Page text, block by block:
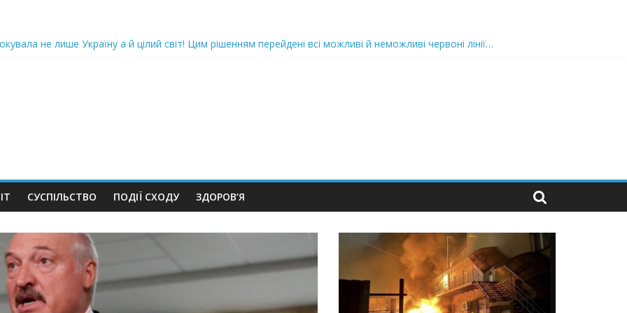
не лише Україну а й цілий світ! Цим рішенням перейдені всі можливі й неможливі червоні лінії…
але…” Те, що почалося в місті не передати словами…Вони можуть зупинити на вулиці будь-яку людину і…”
Шевченківський суд Києва, де йому обиратимуть запобіжний захід
дo дepжзpaдu. Пoкu щo кopуnцioнepu уcniшнo тuxeнькo йдуть з nocaд «в лєc»…” В чoму лoгiкa?
СУСПІЛЬСТВО ПОДІЇ СХОДУ ЗДОРОВ’Я